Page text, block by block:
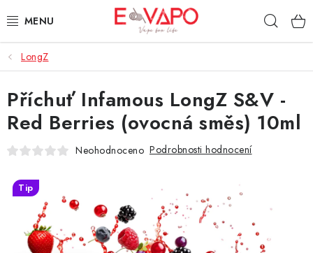
na
3D TISK
TIPY ZA DOBROU CENU
AROMATA A PŘÍCHUTĚ
E-LIQUIDY
E-CIGARETY
LongZ
Příchuť Infamous LongZ S&V -
Red Berries (ovocná směs) 10ml
Neohodnoceno Podrobnosti hodnocení
Tip